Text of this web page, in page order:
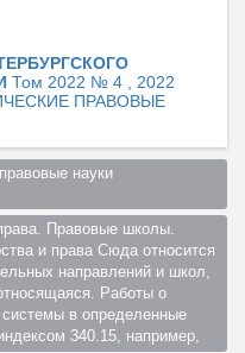
Том 2022 № 4 , 2022
ПРАВОВЫЕ
науки
Правовые школы.
и права Сюда относится
направлений и школ,
Работы о
в определенные
340.15, например,